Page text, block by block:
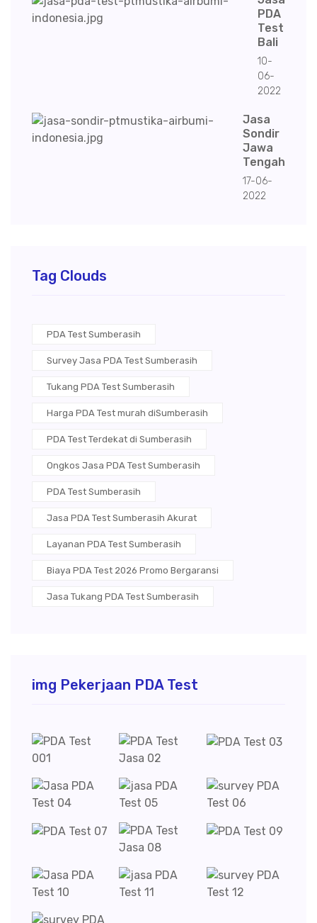
PDA
Test
Bali
10-
06-
2022
Jasa
Sondir
Jawa
Tengah
17-06-
2022
Tag Clouds
PDA Test Sumberasih
Survey Jasa PDA Test Sumberasih
Tukang PDA Test Sumberasih
Harga PDA Test murah diSumberasih
PDA Test Terdekat di Sumberasih
Ongkos Jasa PDA Test Sumberasih
PDA Test Sumberasih
Jasa PDA Test Sumberasih Akurat
Layanan PDA Test Sumberasih
Biaya PDA Test 2026 Promo Bergaransi
Jasa Tukang PDA Test Sumberasih
img Pekerjaan PDA Test